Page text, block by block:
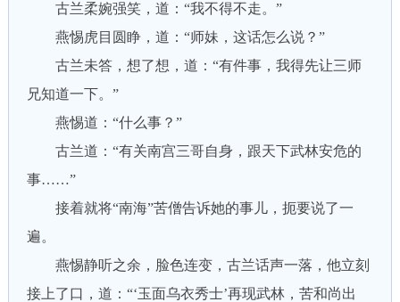
古兰柔婉强笑，道：“我不得不走。”
燕惕虎目圆睁，道：“师妹，这话怎么说？”
古兰未答，想了想，道：“有件事，我得先让三师
兄知道一下。”
燕惕道：“什么事？”
古兰道：“有关南宫三哥自身，跟天下武林安危的
事……”
接着就将“南海”苦僧告诉她的事儿，扼要说了一
遍。
燕惕静听之余，脸色连变，古兰话声一落，他立刻
接上了口，道：“‘玉面乌衣秀士’再现武林，苦和尚出